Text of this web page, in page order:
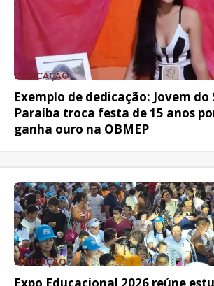
DEDICAÇÃO
Exemplo de dedicação: Jovem do
Paraíba troca festa de 15 anos
ganha ouro na OBMEP
EDUCAÇÃO